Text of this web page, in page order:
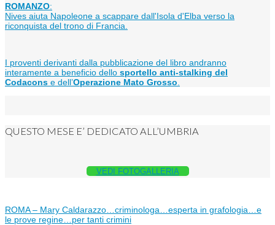
ROMANZO:
Nives aiuta Napoleone a scappare dall'Isola d'Elba verso la
riconquista del trono di Francia.
I proventi derivanti dalla pubblicazione del libro andranno
interamente a beneficio dello sportello anti-stalking del
Codacons e dell’Operazione Mato Grosso
QUESTO MESE E’ DEDICATO ALL’UMBRIA
VEDI FOTOGALLERIA
ROMA – Mary Caldarazzo…criminologa…esperta in grafologia…e
le prove regine…per tanti crimini